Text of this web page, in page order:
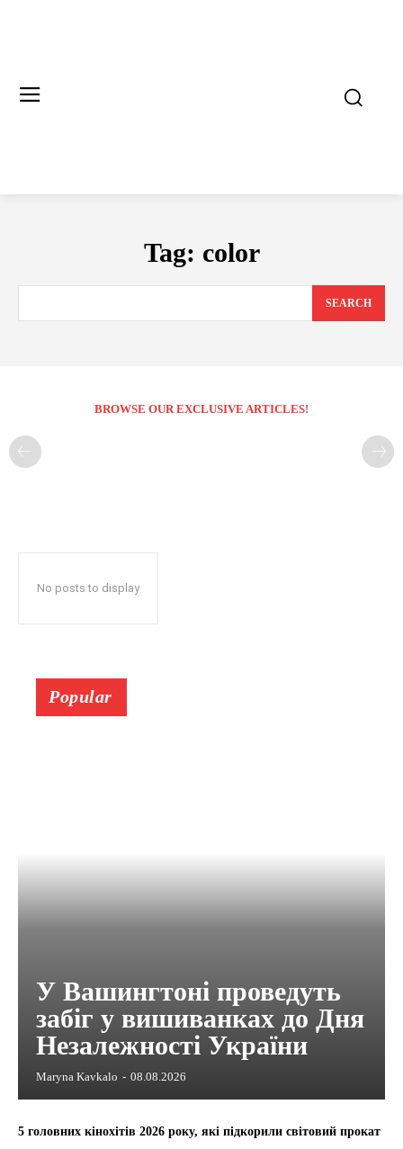
Tag: color
SEARCH
BROWSE OUR EXCLUSIVE ARTICLES!
No posts to display
Popular
У Вашингтоні проведуть
забіг у вишиванках до Дня
Незалежності України
Maryna Kavkalo - 08.08.2026
5 головних кінохітів 2026 року, які підкорили світовий прокат